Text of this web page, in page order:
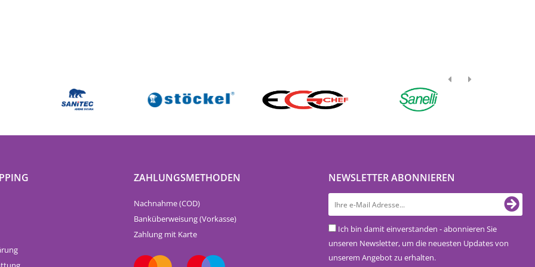
ZAHLUNGSMETHODEN
Nachnahme (COD)
Banküberweisung (Vorkasse)
Zahlung mit Karte
NEWSLETTER ABONNIEREN
Ich bin damit einverstanden - abonnieren Sie
unseren Newsletter, um die neuesten Updates von
unserem Angebot zu erhalten.